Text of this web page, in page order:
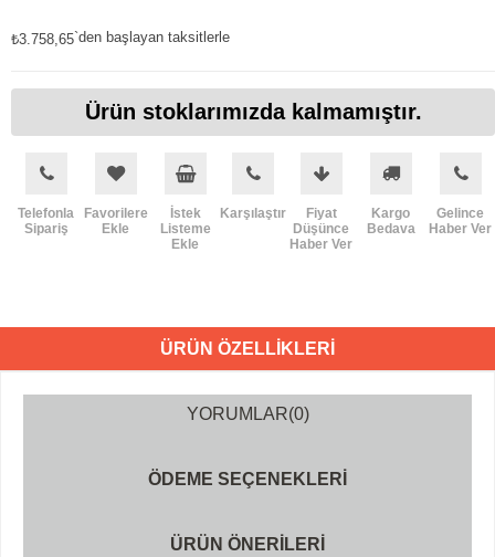
₺3.758,65`den başlayan taksitlerle
Ürün stoklarımızda kalmamıştır.
Telefonla
Sipariş
Favorilere
Ekle
İstek
Listeme
Ekle
Karşılaştır
Fiyat
Düşünce
Haber Ver
Kargo
Bedava
Gelince
Haber Ver
ÜRÜN ÖZELLIKLERI
YORUMLAR(0)
ÖDEME SEÇENEKLERI
ÜRÜN ÖNERILERI